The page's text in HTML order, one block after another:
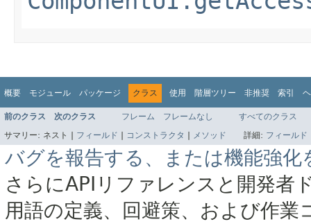
概要 モジュール パッケージ クラス 使用 階層ツリー 非推奨 索引
前のクラス 次のクラス フレーム フレームなし
すべてのクラス
サマリー: ネスト | フィールド | コンストラクタ | メソッド 詳細: フィールド
バグを報告する、または機能強化
さらにAPIリファレンスと開発者
用語の定義、回避策、および作